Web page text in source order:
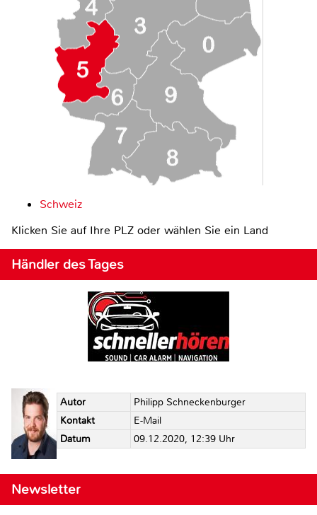
Schweiz
Klicken Sie auf Ihre PLZ oder wählen Sie ein Land
Händler des Tages
Autor
Philipp Schneckenburger
Kontakt
E-Mail
Datum
09.12.2020, 12:39 Uhr
Newsletter